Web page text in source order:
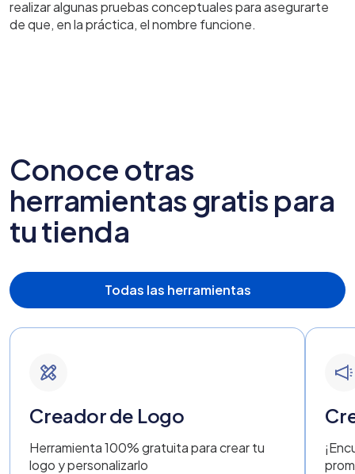
realizar algunas pruebas conceptuales para asegurarte
de que, en la práctica, el nombre funcione.
Conoce otras
herramientas gratis para
tu tienda
Todas las herramientas
Creador de Logo
Herramienta 100% gratuita para crear tu
logo y personalizarlo